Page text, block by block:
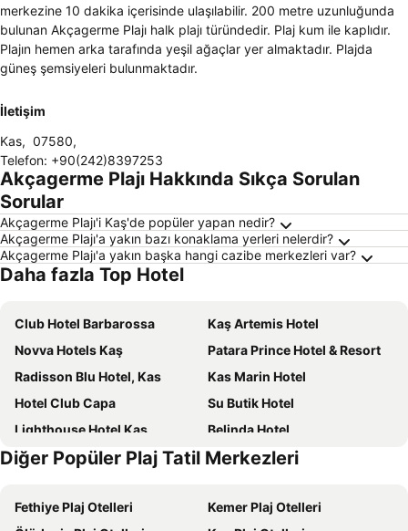
merkezine 10 dakika içerisinde ulaşılabilir. 200 metre uzunluğunda
bulunan Akçagerme Plajı halk plajı türündedir. Plaj kum ile kaplıdır.
Plajın hemen arka tarafında yeşil ağaçlar yer almaktadır. Plajda
güneş şemsiyeleri bulunmaktadır.
İletişim
Kas, 07580,
Telefon: +90(242)8397253
Akçagerme Plajı Hakkında Sıkça Sorulan
Sorular
Akçagerme Plajı'i Kaş'de popüler yapan nedir?
Akçagerme Plajı'a yakın bazı konaklama yerleri nelerdir?
Akçagerme Plajı'a yakın başka hangi cazibe merkezleri var?
Daha fazla Top Hotel
Club Hotel Barbarossa
Kaş Artemis Hotel
Novva Hotels Kaş
Patara Prince Hotel & Resort
Radisson Blu Hotel, Kas
Kas Marin Hotel
Hotel Club Capa
Su Butik Hotel
Lighthouse Hotel Kaş
Belinda Hotel
Hera Hotel
Luna Hotel Kas
Miramar
Peninsula Gardens Hotel
Diğer Popüler Plaj Tatil Merkezleri
Fethiye Plaj Otelleri
Kemer Plaj Otelleri